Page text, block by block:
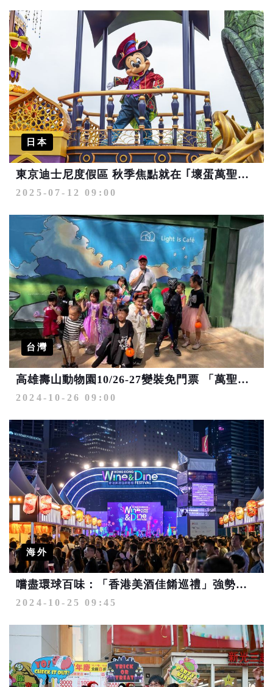
日本
東京迪士尼度假區 秋季焦點就在 ｢壞蛋萬聖節」
2025-07-12 09:00
台灣
高雄壽山動物園10/26-27變裝免門票 「萬聖狂歡秀」票選獲千元禮券
2024-10-26 09:00
海外
嚐盡環球百味：「香港美酒佳餚巡禮」強勢回歸 呈獻五天饗樂盛典
2024-10-25 09:45